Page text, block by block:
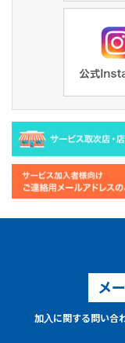
メ
加入に関する問い合